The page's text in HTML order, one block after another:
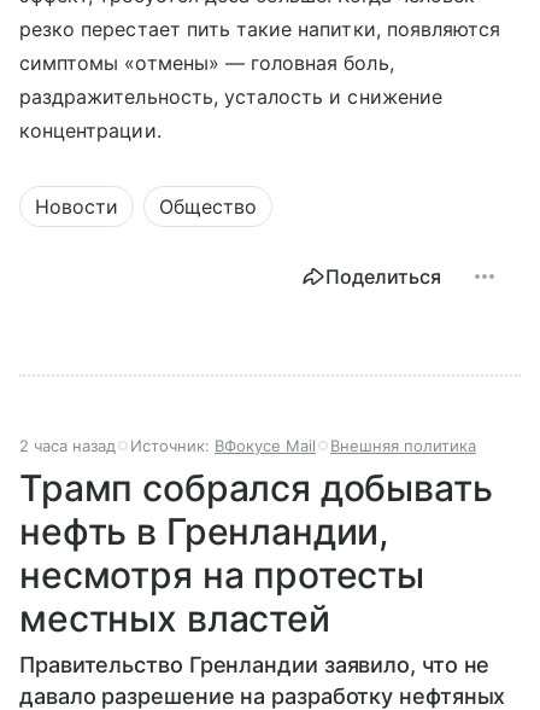
резко перестает пить такие напитки, появляются
симптомы «отмены» — головная боль,
раздражительность, усталость и снижение
концентрации.
Новости Общество
Поделиться
2 часа назад Источник: ВФокусе Mail Внешняя политика
Трамп собрался добывать
нефть в Гренландии,
несмотря на протесты
местных властей
Правительство Гренландии заявило, что не
давало разрешение на разработку нефтяных